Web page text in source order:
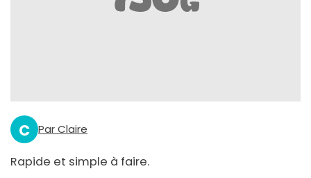
C Par Claire
Rapide et simple à faire.